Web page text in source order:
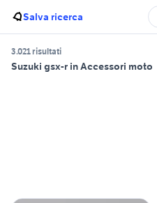
Salva ricerca
3.021 risultati
Suzuki gsx-r in Accessori moto